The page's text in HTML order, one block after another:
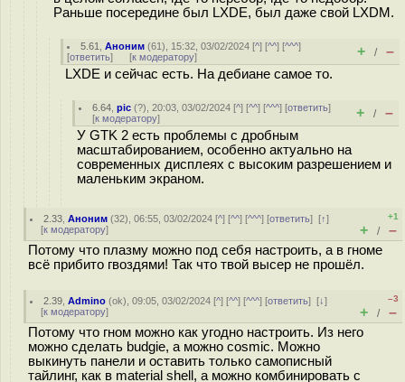
Раньше посередине был LXDE, был даже свой LXDM.
5.61 ,Аноним (61), 15:32, 03/02/2024 [^] [^^] [^^^]
[ответить] [к модератору] + / –
LXDE и сейчас есть. На дебиане самое то.
6.64 ,pic (?), 20:03, 03/02/2024 [^] [^^] [^^^] [ответить]
[к модератору] + / –
У GTK 2 есть проблемы с дробным
масштабированием, особенно актуально на
современных дисплеях с высоким разрешением и
маленьким экраном.
2.33 ,Аноним (32), 06:55, 03/02/2024 [^] [^^] [^^^] [ответить][↑]
[к модератору]
+1
+ / –
Потому что плазму можно под себя настроить, а в гноме
всё прибито гвоздями! Так что твой высер не прошёл.
2.39 ,Admino (ok), 09:05, 03/02/2024 [^] [^^] [^^^] [ответить][↓]
[к модератору]
–3
+ / –
Потому что гном можно как угодно настроить. Из него
можно сделать budgie, а можно cosmic. Можно
выкинуть панели и оставить только самописный
тайлинг, как в material shell, а можно комбинировать с